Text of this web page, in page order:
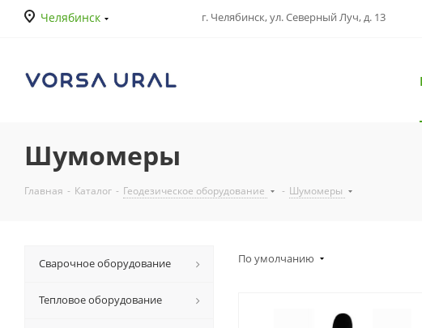
Челябинск г. Челябинск, ул. Северный Луч, д. 13
Шумомеры
Главная - Каталог - Геодезическое оборудование - Шумомеры
По умолчанию
Сварочное оборудование
Тепловое оборудование